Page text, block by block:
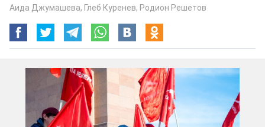
Аида Джумашева, Глеб Куренев, Родион Решетов